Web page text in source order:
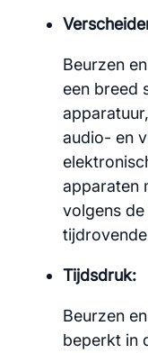
Beurzen
een breed
audio- en
apparaten
volgens
Tijdsdruk:
Beurzen
beperkt in